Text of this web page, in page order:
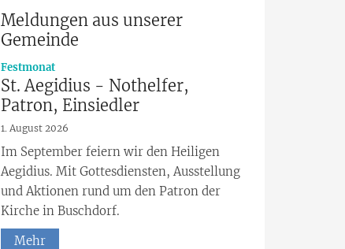
Meldungen aus unserer
Gemeinde
Festmonat:
St. Aegidius - Nothelfer,
Patron, Einsiedler
1. August 2026
Im September feiern wir den Heiligen
Aegidius. Mit Gottesdiensten, Ausstellung
und Aktionen rund um den Patron der
Kirche in Buschdorf.
Mehr